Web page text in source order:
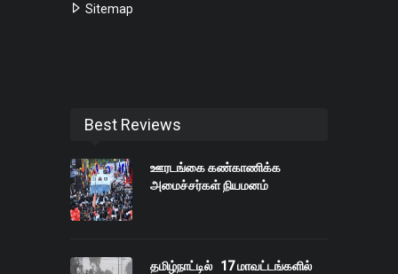
Sitemap
Best Reviews
ஊரடங்கை கண்காணிக்க
அமைச்சர்கள் நியமனம்
தமிழ்நாட்டில் 17 மாவட்டங்களில்